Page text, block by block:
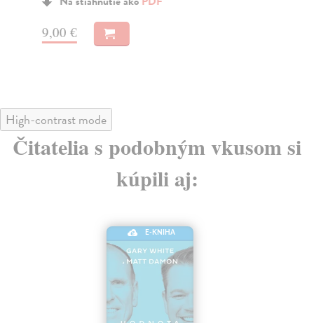
9,00 €
High-contrast mode
Čitatelia s podobným vkusom si
kúpili aj:
E-KNIHA